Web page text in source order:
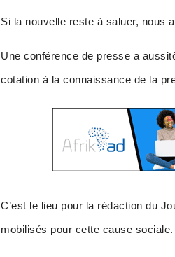
Si la nouvelle reste à saluer, nous
Une conférence de presse a
cotation à la connaissance de la
C’est le lieu pour la rédaction du
mobilisés pour cette cause sociale.